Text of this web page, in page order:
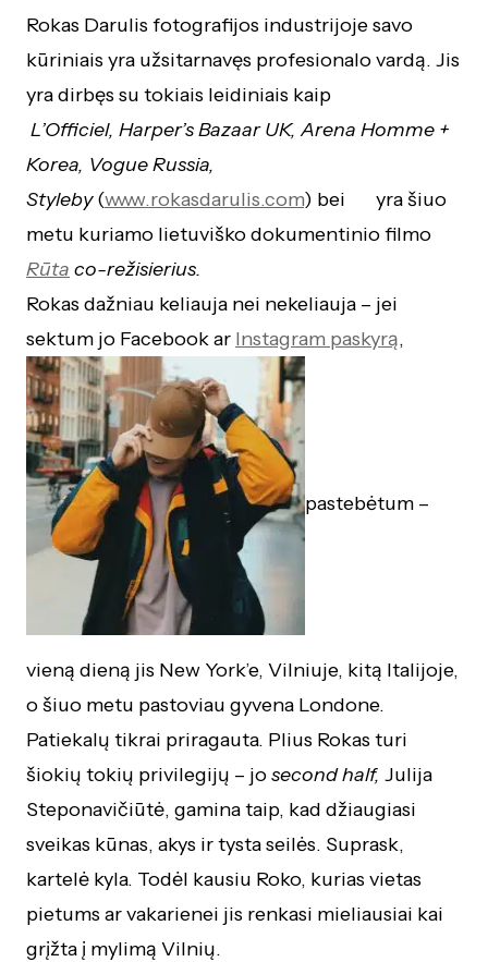
Rokas Darulis fotografijos industrijoje savo
kūriniais yra užsitarnavęs profesionalo vardą. Jis
yra dirbęs su tokiais leidiniais kaip
L’Officiel, Harper’s Bazaar UK, Arena Homme +
Korea, Vogue Russia,
Styleby(www.rokasdarulis.com) bei yra šiuo
metu kuriamo lietuviško dokumentinio filmo
Rūta co-režisierius.
Rokas dažniau keliauja nei nekeliauja – jei
sektum jo Facebook ar Instagram paskyrą,
pastebėtum –
vieną dieną jis New York’e, Vilniuje, kitą Italijoje,
o šiuo metu pastoviau gyvena Londone.
Patiekalų tikrai priragauta. Plius Rokas turi
šiokių tokių privilegijų – josecond half, Julija
Steponavičiūtė, gamina taip, kad džiaugiasi
sveikas kūnas, akys ir tysta seilės. Suprask,
kartelė kyla. Todėl kausiu Roko, kurias vietas
pietums ar vakarienei jis renkasi mieliausiai kai
grįžta į mylimą Vilnių.